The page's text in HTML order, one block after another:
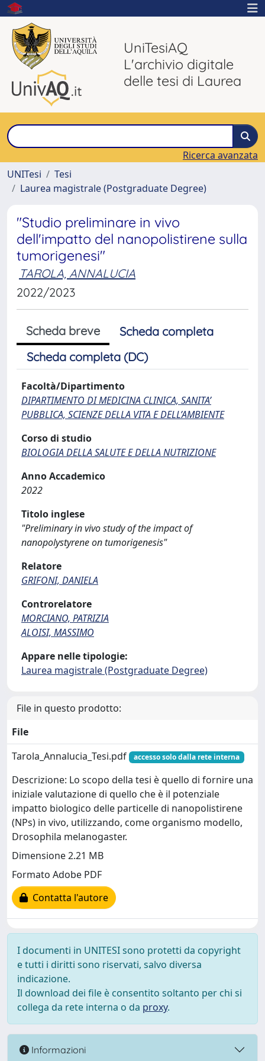
UniTesiAQ
L'archivio digitale
delle tesi di Laurea
Ricerca avanzata
UNITesi
Tesi
Laurea magistrale (Postgraduate Degree)
"Studio preliminare in vivo
dell'impatto del nanopolistirene sulla
tumorigenesi"
TAROLA, ANNALUCIA
2022/2023
Scheda breve
Scheda completa
Scheda completa (DC)
Facoltà/Dipartimento
DIPARTIMENTO DI MEDICINA CLINICA, SANITA’
PUBBLICA, SCIENZE DELLA VITA E DELL’AMBIENTE
Corso di studio
BIOLOGIA DELLA SALUTE E DELLA NUTRIZIONE
Anno Accademico
2022
Titolo inglese
"Preliminary in vivo study of the impact of
nanopolystyrene on tumorigenesis"
Relatore
GRIFONI, DANIELA
Controrelatore
MORCIANO, PATRIZIA
ALOISI, MASSIMO
Appare nelle tipologie:
Laurea magistrale (Postgraduate Degree)
File in questo prodotto:
File
Tarola_Annalucia_Tesi.pdf
accesso solo dalla rete interna
Descrizione: Lo scopo della tesi è quello di fornire una
iniziale valutazione di quello che è il potenziale
impatto biologico delle particelle di nanopolistirene
(NPs) in vivo, utilizzando, come organismo modello,
Drosophila melanogaster.
Dimensione 2.21 MB
Formato Adobe PDF
Contatta l'autore
I documenti in UNITESI sono protetti da copyright
e tutti i diritti sono riservati, salvo diversa
indicazione.
Il download dei file è consentito soltanto per chi si
collega da rete interna o da proxy.
Informazioni